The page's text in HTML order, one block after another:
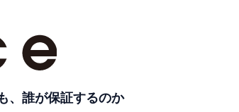
、誰が保証するのか